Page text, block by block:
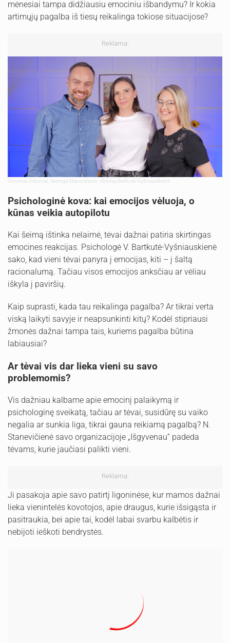
mėnesiai tampa didžiausiu emociniu išbandymu? Ir kokia
artimųjų pagalba iš tiesų reikalinga tokiose situacijose?
Reklama:
Simonas Urbonas, Neringa Stanevičienė, Viktorija Bartkutė-Vyšniauskienė
Psichologinė kova: kai emocijos vėluoja, o
kūnas veikia autopilotu
Kai šeimą ištinka nelaimė, tėvai dažnai patiria skirtingas
emocines reakcijas. Psichologė V. Bartkutė-Vyšniauskienė
sako, kad vieni tėvai panyra į emocijas, kiti – į šaltą
racionalumą. Tačiau visos emocijos anksčiau ar vėliau
iškyla į paviršių.
Kaip suprasti, kada tau reikalinga pagalba? Ar tikrai verta
viską laikyti savyje ir neapsunkinti kitų? Kodėl stipriausi
žmonės dažnai tampa tais, kuriems pagalba būtina
labiausiai?
Ar tėvai vis dar lieka vieni su savo
problemomis?
Vis dažniau kalbame apie emocinį palaikymą ir
psichologinę sveikatą, tačiau ar tėvai, susidūrę su vaiko
negalia ar sunkia liga, tikrai gauna reikiamą pagalbą? N.
Stanevičienė savo organizacijoje „Išgyvenau“ padeda
tėvams, kurie jaučiasi palikti vieni.
Reklama:
Ji pasakoja apie savo patirtį ligoninėse, kur mamos dažnai
lieka vienintelės kovotojos, apie draugus, kurie išsigąsta ir
pasitraukia, bei apie tai, kodėl labai svarbu kalbėtis ir
nebijoti ieškoti bendrystės.